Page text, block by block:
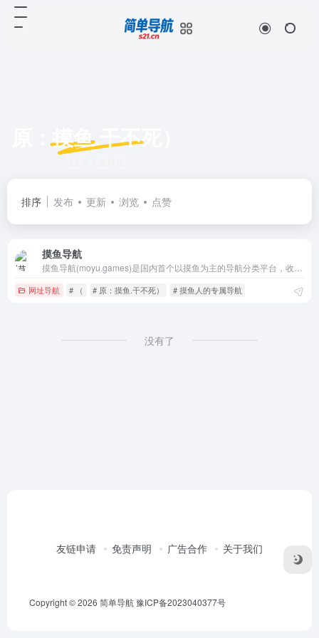
原：摸鱼.干不死）
排序 发布 更新 浏览 点赞
摸鱼导航
网址导航 # （ # 原：摸鱼.干不死） # 摸鱼人的专属导航
没有了
友链申请 免责声明 广告合作 关于我们
Copyright © 2026 简单导航豫ICP备2023040377号